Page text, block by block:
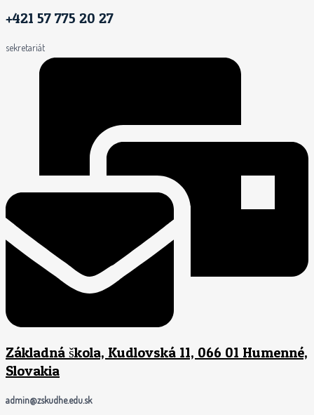
+421 57 775 20 27
sekretariát
Základná škola, Kudlovská 11, 066 01 Humenné,
Slovakia
admin@zskudhe.edu.sk